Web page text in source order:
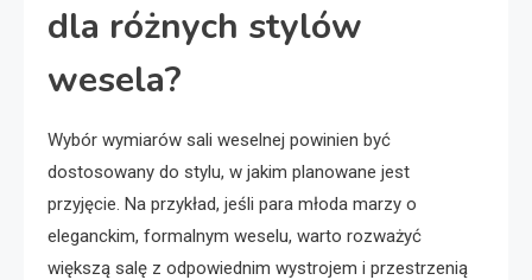
dla różnych stylów
wesela?
Wybór wymiarów sali weselnej powinien być
dostosowany do stylu, w jakim planowane jest
przyjęcie. Na przykład, jeśli para młoda marzy o
eleganckim, formalnym weselu, warto rozważyć
większą salę z odpowiednim wystrojem i przestrzenią